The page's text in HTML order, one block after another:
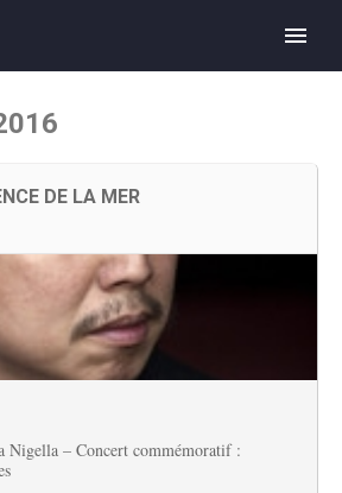
DE LA MER
Nigella – Concert commémoratif :